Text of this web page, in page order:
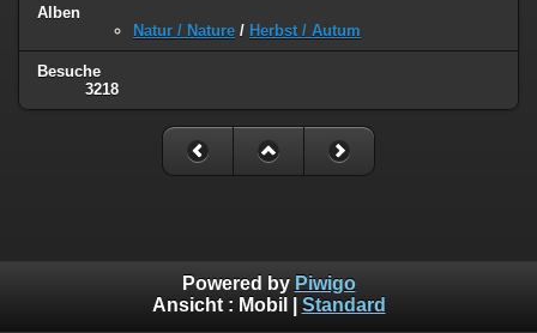
Alben
Natur / Nature / Herbst / Autum
Besuche
3218
Powered by Piwigo
Ansicht : Mobil Standard